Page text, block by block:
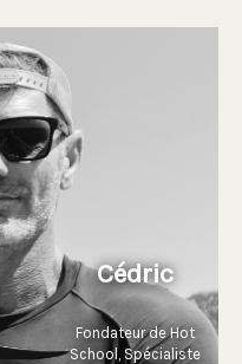
Cédric
Fondateur de Hot
School, Spécialiste